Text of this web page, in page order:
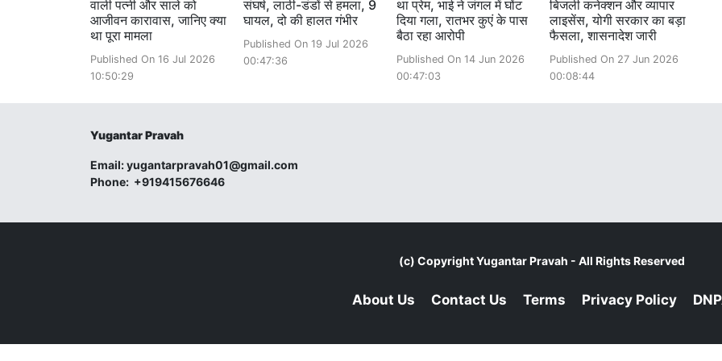
वाली पत्नी और साले को
आजीवन कारावास, जानिए क्या
था पूरा मामला
Published On 16 Jul 2026
10:50:29
संघर्ष, लाठी-डंडों से हमला, 9
घायल, दो की हालत गंभीर
Published On 19 Jul 2026
00:47:36
था प्रेम, भाई ने जंगल में घोंट
दिया गला, रातभर कुएं के पास
बैठा रहा आरोपी
Published On 14 Jun 2026
00:47:03
बिजली कनेक्शन और व्यापार
लाइसेंस, योगी सरकार का बड़ा
फैसला, शासनादेश जारी
Published On 27 Jun 2026
00:08:44
Yugantar Pravah
Email:yugantarpravah01@gmail.com
Phone: +919415676646
(c) CopyrightYugantar Pravah - All Rights Reserved
About Us Contact Us Terms Privacy Policy